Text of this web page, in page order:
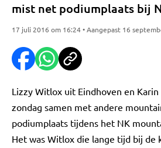
mist net podiumplaats bij
17 juli 2016 om 16:24 • Aangepast 16
Lizzy Witlox uit Eindhoven en
zondag samen met andere
podiumplaats tijdens het NK
Het was Witlox die lange tijd bij de